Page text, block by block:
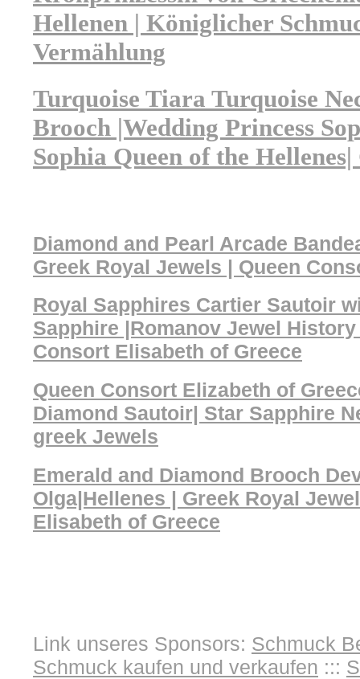
Hellenen | Königlicher
Vermählung
Turquoise Tiara Turquoise
Brooch |Wedding Princess
Sophia Queen of the
Diamond and Pearl Arcade
Greek Royal Jewels | Queen
Royal Sapphires Cartier Sautoir
Sapphire |Romanov Jewel
Consort Elisabeth of Greece
Queen Consort Elizabeth of
Diamond Sautoir| Star Sapphire
greek Jewels
Emerald and Diamond Brooch
Olga|Hellenes | Greek Royal
Elisabeth of Greece
Link unseres Sponsors: Schmuck
Schmuck kaufen und verkaufen :::